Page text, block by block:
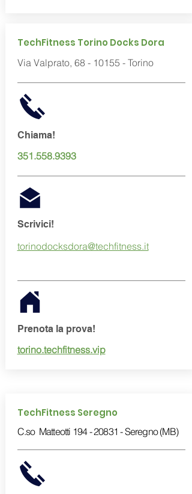
TechFitness Torino Docks Dora
Via Valprato, 68 - 10155 - Torino
Chiama!
351.558.9393
Scrivici!
torinodocksdora@techfitness.it
Prenota la prova!
torino.techfitness.vip
TechFitness Seregno
C.so Matteotti 194 - 20831 - Seregno (MB)